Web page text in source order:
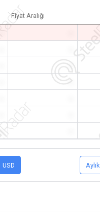
Fiyat Aralığı
-
-
-
USD Aylık